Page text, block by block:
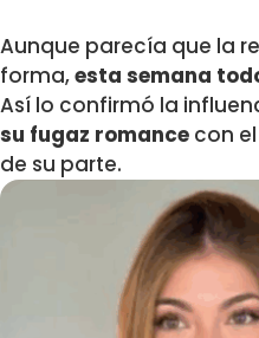
Aunque parecía que la
forma,esta semana
Así lo confirmó la
su fugaz romance con
de su parte.